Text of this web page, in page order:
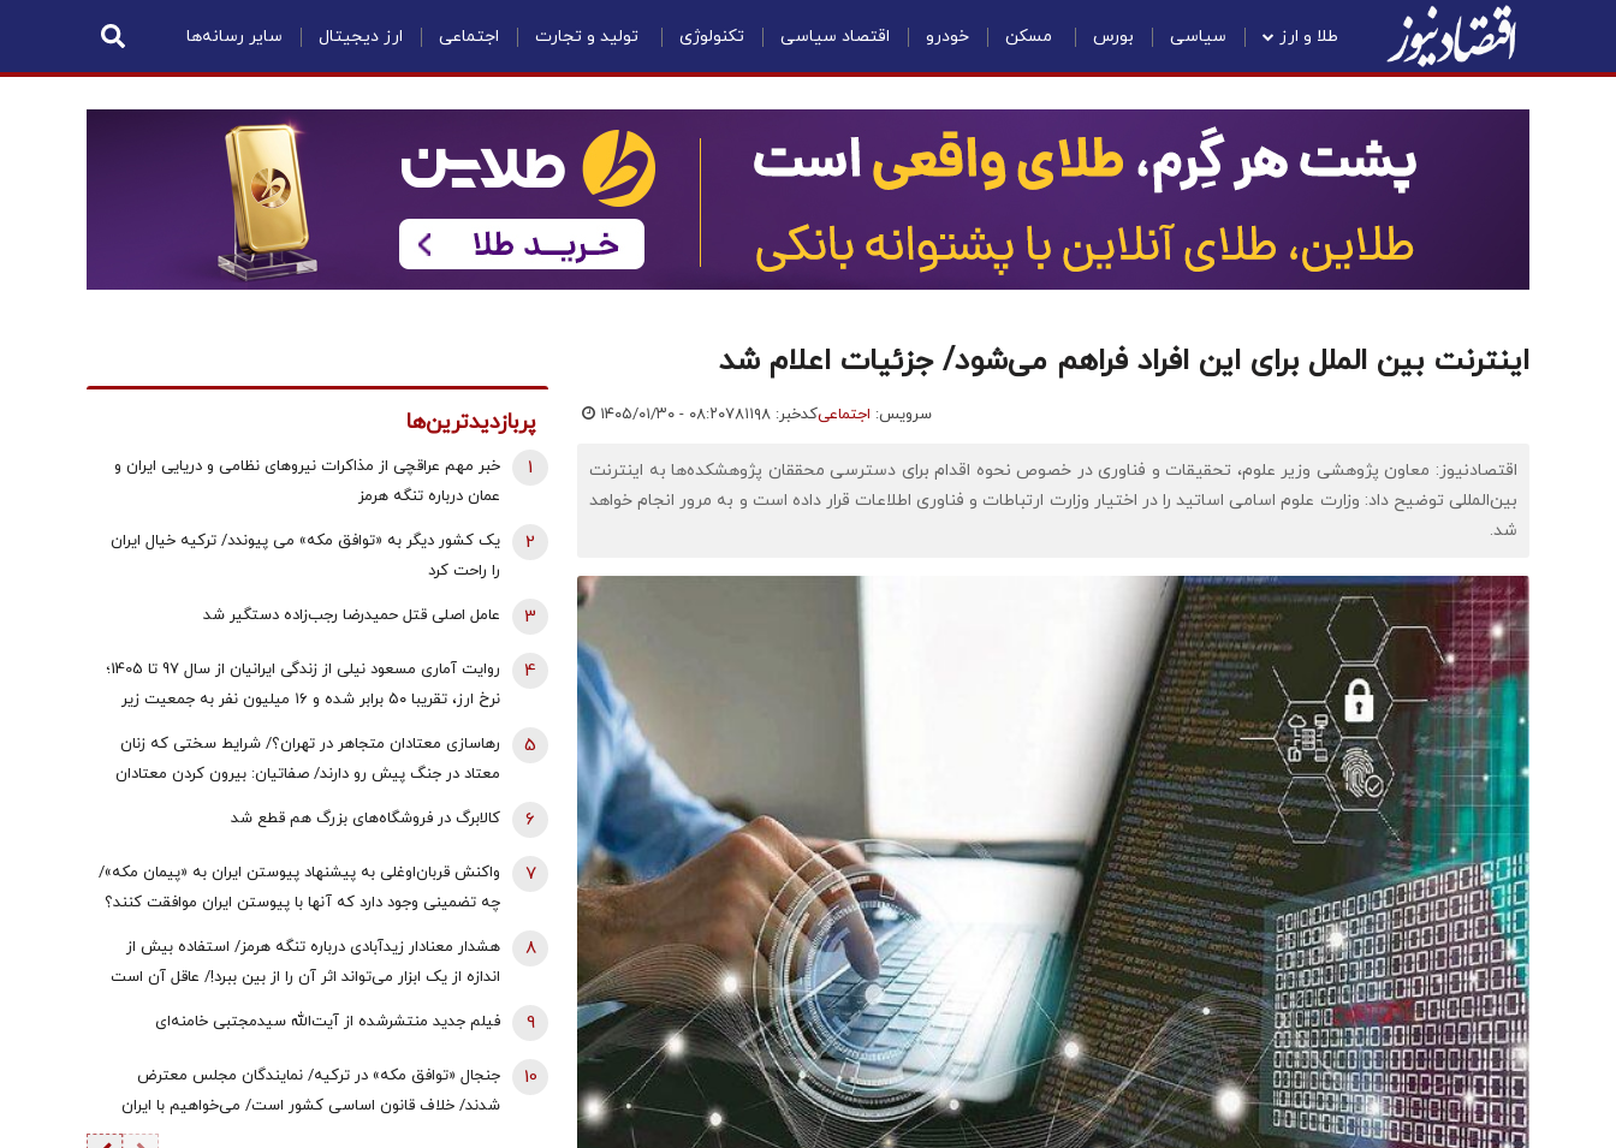
طلا و ارز سیاسی بورس مسکن خودرو اقتصاد سیاسی تکنولوژی تولید و تجارت اجتماعی ارز دیجیتال سایر رسانه‌ها
اینترنت بین الملل برای این افراد فراهم می‌شود/ جزئیات اعلام شد
سرویس: اجتماعیکدخبر: ۷۸۱۱۹۸ ۱۴۰۵/۰۱/۳۰ - ۰۸:۲۰
اقتصادنیوز: معاون پژوهشی وزیر علوم، تحقیقات و فناوری در خصوص نحوه اقدام برای دسترسی محققان پژوهشکده‌ها به اینترنت
بین‌المللی توضیح داد: وزارت علوم اسامی اساتید را در اختیار وزارت ارتباطات و فناوری اطلاعات قرار داده است و به مرور انجام خواهد
شد.
پربازدیدترین‌ها
خبر مهم عراقچی از مذاکرات نیروهای نظامی و دریایی ایران و
عمان درباره تنگه هرمز
1
یک کشور دیگر به «توافق مکه» می پیوندد/ ترکیه خیال ایران
را راحت کرد
2
عامل اصلی قتل حمیدرضا رجب‌زاده دستگیر شد 3
روایت آماری مسعود نیلی از زندگی ایرانیان از سال 97 تا 1405؛
نرخ ارز، تقریبا ۵۰ برابر شده و ۱۶‌ میلیون نفر به جمعیت زیر
رویکرد ساخته می‌شود؛ حکمرانی عرصه جنگاوری است یا عرصه
فراهم‌آوری صلح؟
4
رهاسازی معتادان متجاهر در تهران؟/ شرایط سختی که زنان
معتاد در جنگ پیش رو دارند/ صفاتیان: بیرون کردن معتادان
متجاهر از مراکز فقط یک بهانه است
5
کالابرگ در فروشگاه‌های بزرگ هم قطع شد 6
واکنش قربان‌اوغلی به پیشنهاد پیوستن ایران به «پیمان مکه»/
چه تضمینی وجود دارد که آنها با پیوستن ایران موافقت کنند؟
7
هشدار معنادار زیدآبادی درباره تنگه هرمز/ استفاده بیش از
اندازه از یک ابزار می‌تواند اثر آن را از بین ببرد!/ عاقل آن است
8
فیلم جدید منتشرشده از آیت‌الله سیدمجتبی خامنه‌ای 9
جنجال «توافق مکه» در ترکیه/ نمایندگان مجلس معترض
شدند/ خلاف قانون اساسی کشور است/ می‌خواهیم با ایران
وارد جنگ شویم؟/ اردوغان این توافقنامه را با چه مجوزی امضا
10